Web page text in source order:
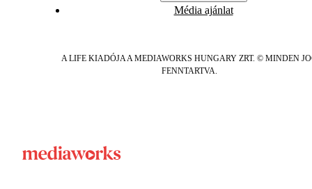
Média ajánlat
A LIFE KIADÓJA A MEDIAWORKS HUNGARY ZRT. © MINDEN
FENNTARTVA.